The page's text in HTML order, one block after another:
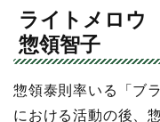
ライトメロウ
惣領智子
惣領泰則率いる「ブ
における活動の後、